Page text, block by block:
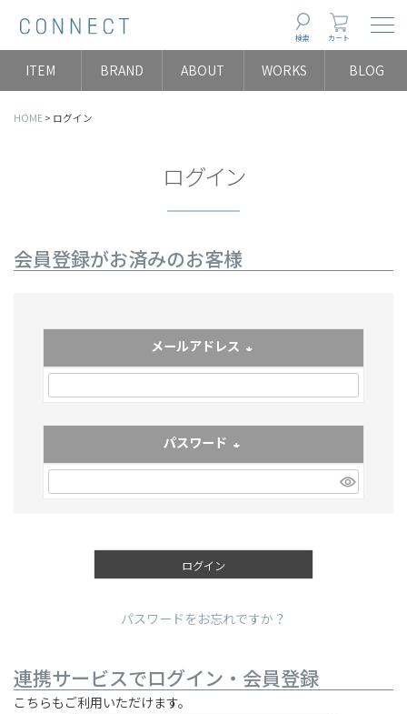
検索 カート
ITEM BRAND ABOUT WORKS BLOG
HOME ログイン
ログイン
会員登録がお済みのお客様
メールアドレス
(必須)
パスワード
(必須)
ログイン
パスワードをお忘れですか？
連携サービスでログイン・会員登録
こちらもご利用いただけます。